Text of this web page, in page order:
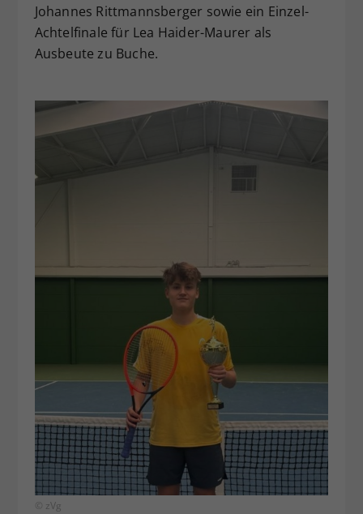
Johannes Rittmannsberger sowie ein Einzel-
Achtelfinale für Lea Haider-Maurer als
Ausbeute zu Buche.
© zVg